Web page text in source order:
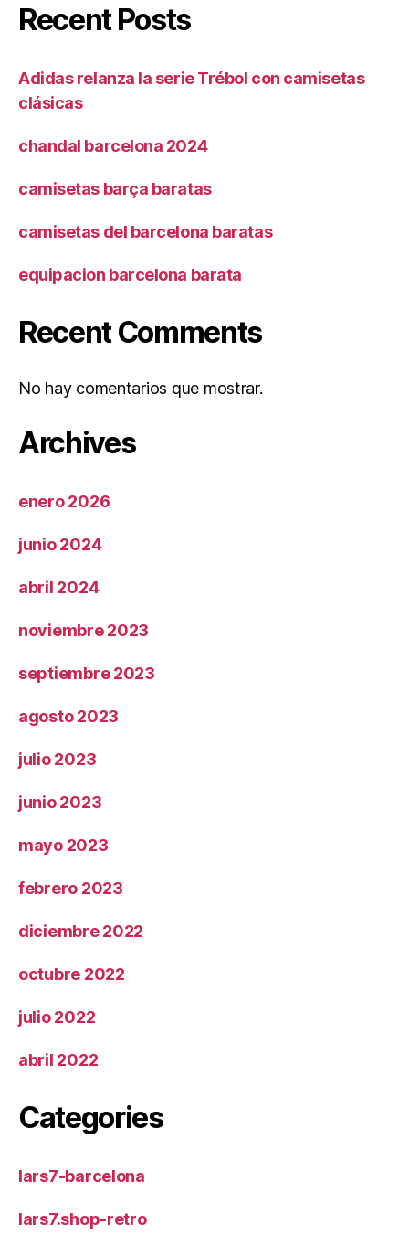
Recent Posts
Adidas relanza la serie Trébol con camisetas
clásicas
chandal barcelona 2024
camisetas barça baratas
camisetas del barcelona baratas
equipacion barcelona barata
Recent Comments
No hay comentarios que mostrar.
Archives
enero 2026
junio 2024
abril 2024
noviembre 2023
septiembre 2023
agosto 2023
julio 2023
junio 2023
mayo 2023
febrero 2023
diciembre 2022
octubre 2022
julio 2022
abril 2022
Categories
lars7-barcelona
lars7.shop-retro